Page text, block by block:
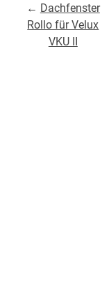
← Dachfenster
Rollo für Velux
VKU II